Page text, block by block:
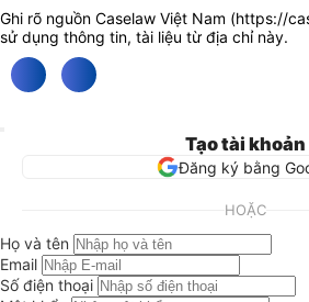
Ghi rõ nguồn Caselaw Việt Nam (https://
sử dụng thông tin, tài liệu từ địa chỉ này.
Tạo tài khoản
Đăng ký bằng
HOẶC
Họ và tên
Email
Số điện thoại